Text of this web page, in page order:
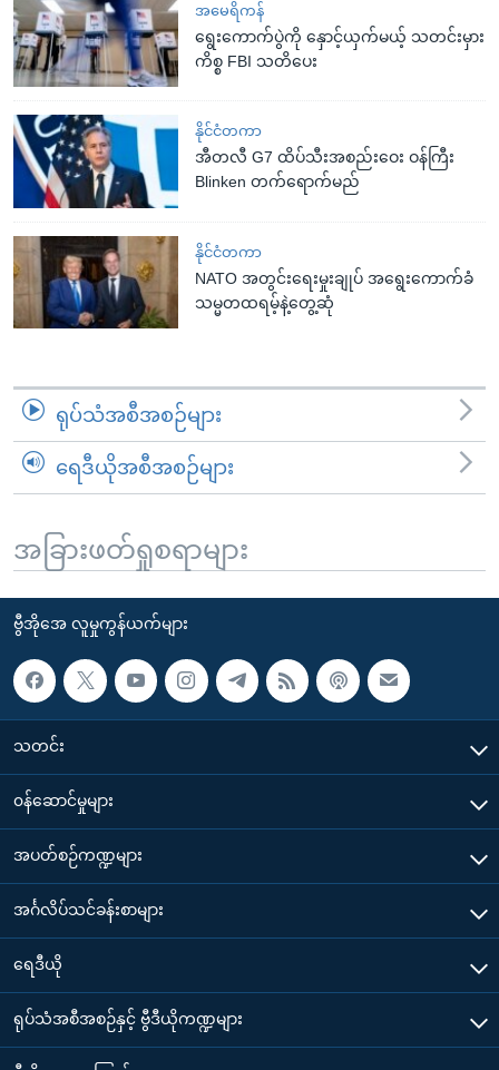
အမေရိကန်
ရွေးကောက်ပွဲကို နှောင့်ယှက်မယ့် သတင်းမှား
ကိစ္စ FBI သတိပေး
နိုင်ငံတကာ
အီတလီ G7 ထိပ်သီးအစည်းဝေး ဝန်ကြီး
Blinken တက်ရောက်မည်
နိုင်ငံတကာ
NATO အတွင်းရေးမှုးချုပ် အရွေးကောက်ခံ
သမ္မတထရမ့်နဲ့တွေ့ဆုံ
ရုပ်သံအစီအစဉ်များ
ရေဒီယိုအစီအစဉ်များ
အခြားဖတ်ရှုစရာများ
ဗွီအိုအေ လူမှုကွန်ယက်များ
သတင်း
၀န်ဆောင်မှုများ
အပတ်စဉ်ကဏ္ဍများ
အင်္ဂလိပ်သင်ခန်းစာများ
ရေဒီယို
ရုပ်သံအစီအစဉ်နှင့် ဗွီဒီယိုကဏ္ဍများ